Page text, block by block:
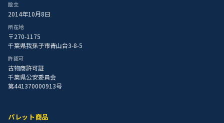
設立
2014年10月8日
所在地
〒270-1175
千葉県我孫子市青山台3-8-5
許認可
古物商許可証
千葉県公安委員会
第441370000913号
パレット商品